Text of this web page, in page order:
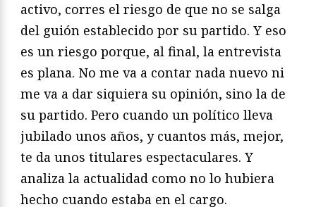
activo, corres el riesgo de que no se salga
del guión establecido por su partido. Y eso
es un riesgo porque, al final, la entrevista
es plana. No me va a contar nada nuevo ni
me va a dar siquiera su opinión, sino la de
su partido. Pero cuando un político lleva
jubilado unos años, y cuantos más, mejor,
te da unos titulares espectaculares. Y
analiza la actualidad como no lo hubiera
hecho cuando estaba en el cargo.